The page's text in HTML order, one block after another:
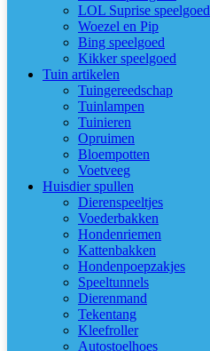
LOL Suprise speelgoed
Woezel en Pip
Bing speelgoed
Kikker speelgoed
Tuin artikelen
Tuingereedschap
Tuinlampen
Tuinieren
Opruimen
Bloempotten
Voetveeg
Huisdier spullen
Dierenspeeltjes
Voederbakken
Hondenriemen
Kattenbakken
Hondenpoepzakjes
Speeltunnels
Dierenmand
Tekentang
Kleefroller
Autostoelhoes